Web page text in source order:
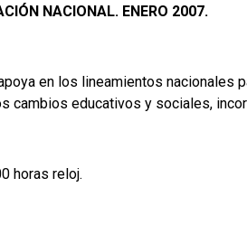
NACIONAL. ENERO 2007.
en los lineamientos nacionales
cambios educativos y sociales,
horas reloj.